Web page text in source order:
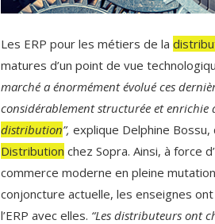
Les ERP pour les métiers de la
matures d’un point de vue
marché a énormément évolué ces
considérablement structurée et
distribution”, explique Delphine Bossu,
Distribution chez Sopra. Ainsi, à force
commerce moderne en pleine
conjoncture actuelle, les enseignes
l’ERP avec elles. “Les distributeurs ont